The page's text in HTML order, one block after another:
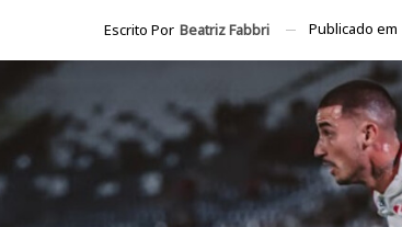
Escrito Por Beatriz Fabbri Publicado em